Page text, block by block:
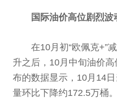
国际油价高位剧烈波
在10月初“欧佩克+”
升之后，10月中旬油价高
布的数据显示，10月14
量环比下降约172.5万桶